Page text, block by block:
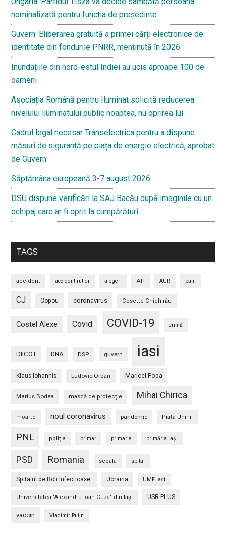
nominalizată pentru funcția de președinte
Guvern: Eliberarea gratuită a primei cărți electronice de
identitate din fondurile PNRR, menținută în 2026
Inundațiile din nord-estul Indiei au ucis aproape 100 de
oameni
Asociația Română pentru Iluminat solicită reducerea
nivelului iluminatului public noaptea, nu oprirea lui
Cadrul legal necesar Transelectrica pentru a dispune
măsuri de siguranță pe piața de energie electrică, aprobat
de Guvern
Săptămâna europeană 3-7 august 2026
DSU dispune verificări la SAJ Bacău după imaginile cu un
echipaj care ar fi oprit la cumpărături
TAGS
accident accident rutier alegeri ATI AUR bani
CJ Copou coronavirus Cosette Chichirău
Costel Alexe Covid COVID-19 crimă
DIICOT DNA DSP guvern iasi
Klaus Iohannis Ludovic Orban Maricel Popa
Marius Bodea mască de protecție Mihai Chirica
moarte noul coronavirus pandemie Piața Unirii.
PNL poliția primar primarie primăria Iași
PSD Romania scoala spital
Spitalul de Boli Infectioase. Ucraina UMF Iași
Universitatea "Alexandru Ioan Cuza" din Iaşi USR-PLUS
vaccin Vladimir Putin